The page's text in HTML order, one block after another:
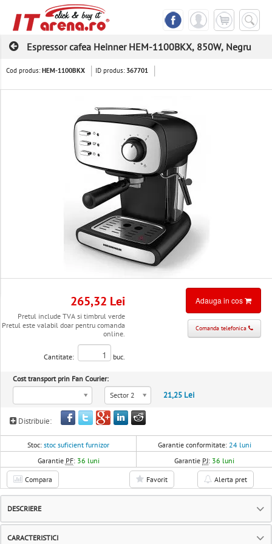
Espressor cafea Heinner HEM-1100BKX, 850W, Negru
Cod produs: HEM-1100BKX ID produs: 367701
265,32 Lei
Pretul include TVA si timbrul verde
Pretul este valabil doar pentru comanda
online.
Cantitate: buc.
Adauga in cos
Comanda telefonica
Cost transport prin Fan Courier:
Sector 2
21,25 Lei
Distribuie:
Stoc:stoc suficient furnizor Garantie conformitate: 24 luni
Garantie PF: 36 luni Garantie PJ: 36 luni
Compara Favorit Alerta pret
DESCRIERE
CARACTERISTICI